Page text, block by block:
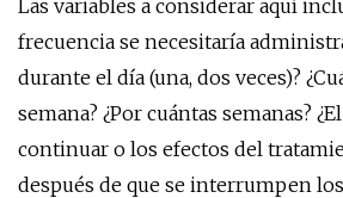
Las variables a considerar aquí
frecuencia se necesitaría
durante el día (una, dos veces)?
semana? ¿Por cuántas semanas?
continuar o los efectos del
después de que se interrumpen